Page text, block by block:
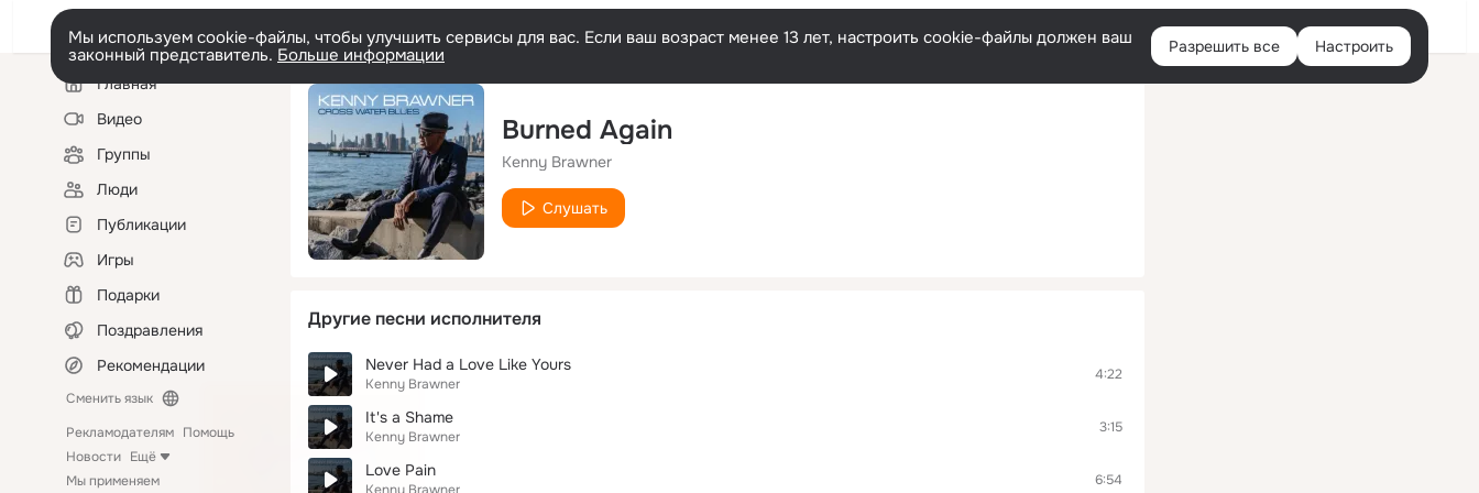
Войти
Мы используем cookie-файлы, чтобы улучшить сервисы для вас. Если ваш возраст менее 13 лет, настроить cookie-файлы должен ваш
законный представитель. Больше информации Разрешить все Настроить
Левая
колонкаГлавная
Видео
Группы
Люди
Публикации
Игры
Подарки
Поздравления
Рекомендации
Сменить язык
Рекламодателям Помощь
Новости Ещё
Мы применяем
Burned Again
Kenny Brawner
Слушать
Другие песни исполнителя
Never Had a Love Like Yours
Kenny Brawner
4:22
It's a Shame
Kenny Brawner
3:15
Love Pain 6:54